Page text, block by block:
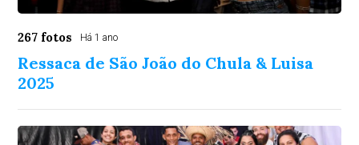
267 fotos Há 1 ano
Ressaca de São João do Chula & Luisa
2025